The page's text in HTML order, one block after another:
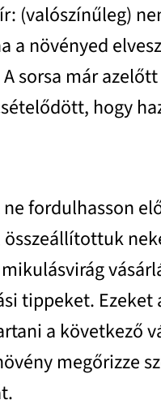
(valószínűleg)
a növényed
sorsa már azelőtt
hogy
ne fordulhasson
összeállítottuk
tippeket.
a következő
megőrizze